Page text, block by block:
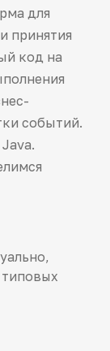
для
принятия
код на
событий.
типовых